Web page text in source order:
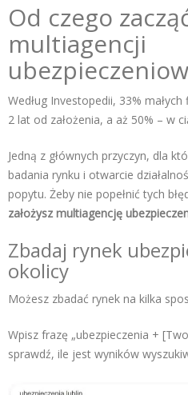
Od czego
multiagencji
Według Investopedii, 33%
2 lat od założenia, a aż 50% – w
Jedną z głównych przyczyn, dla
badania rynku i otwarcie
popytu. Żeby nie popełnić tych
założysz multiagencję
Zbadaj rynek
okolicy
Możesz zbadać rynek na kilka
Wpisz frazę „ubezpieczenia +
sprawdź, ile jest wyników